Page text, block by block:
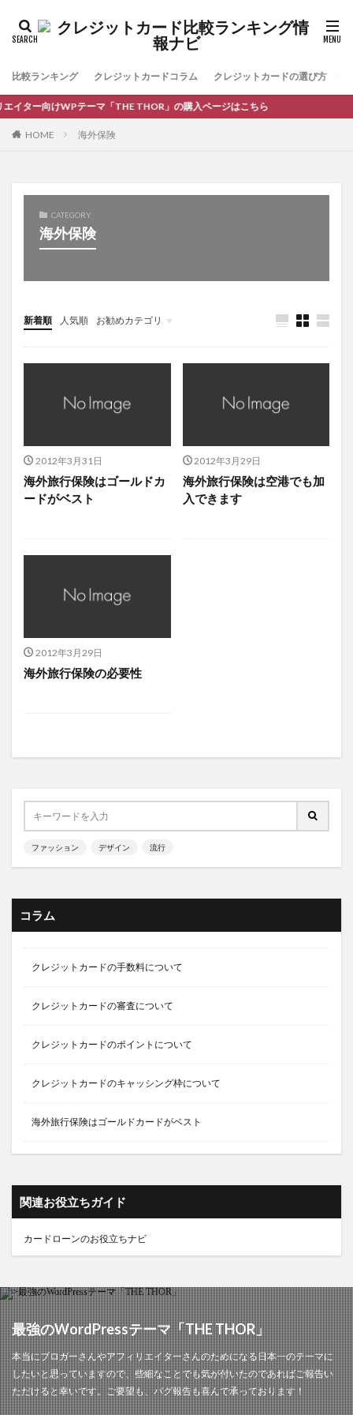
比較ランキング クレジットカードコラム クレジットカードの選び方
ター向けWPテーマ「THE THOR」の購入ページはこちら
HOME 海外保険
CATEGORY
海外保険
新着順 人気順 お勧めカテゴリ
コラム
2012年3月31日
海外旅行保険はゴールドカ
ードがベスト
2012年3月29日
海外旅行保険は空港でも加
入できます
2012年3月29日
海外旅行保険の必要性
ファッション デザイン 流行
コラム
クレジットカードの手数料について
クレジットカードの審査について
クレジットカードのポイントについて
クレジットカードのキャッシング枠について
海外旅行保険はゴールドカードがベスト
関連お役立ちガイド
カードローンのお役立ちナビ
最強のWordPressテーマ「THE THOR」
本当にブロガーさんやアフィリエイターさんのためになる日本一のテーマに
したいと思っていますので、些細なことでも気が付いたのであればご報告い
ただけると幸いです。ご要望も、バグ報告も喜んで承っております！